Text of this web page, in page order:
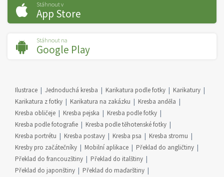
Stáhnout v
App Store
Stáhnout na
Google Play
Ilustrace Jednoduchá kresba Karikatura podle fotky
Karikatury
Karikatura z fotky
Karikatura na zakázku
Kresba anděla
Kresba obličeje
Kresba pejska
Kresba podle fotky
Kresba podle fotografie
Kresba podle těhotenské fotky
Kresba portrétu
Kresba postavy Kresba psa
Kresba stromu
Kresby pro začátečníky
Mobilní aplikace
Překlad do angličtiny
Překlad do francouzštiny
Překlad do italštiny
Překlad do japonštiny
Překlad do maďarštiny